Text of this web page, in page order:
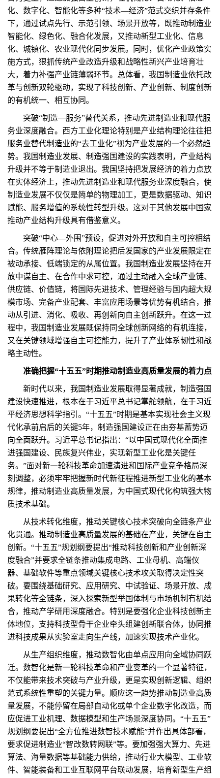
化、数字化、智能化等多种“技术—经济”范式交织并存条件
下，通过试点先行、示范引领、场景开放等，既推动制造业
智能化、绿色化、融合化发展，又推动新型工业化、信息
化、城镇化、农业现代化同步发展。同时，优化产业政策实
施方式，狠抓传统产业改造升级和战略性新兴产业培育壮
大，着力补强产业链薄弱环节。总体看，我国制造业依托改
革与创新双轮驱动，实现了科技创新、产业创新、制度创新
的有机统一、相互协同。
突破“制造—服务”替代关系，推动先进制造业和现代服
务业深度融合。西方工业化理论特别是产业结构理论往往把
服务业替代制造业的“去工业化”视为产业发展的一个必然趋
势。我国制造业发展、制造强国建设的实践表明，产业结构
升级并不等于制造业退出。我国坚持把发展经济的着力点放
在实体经济上，推动先进制造业和现代服务业深度融合，使
制造业发展不仅仅是简单的物理加工，更是数据驱动、知识
赋能、服务增值的系统性转型升级。这对于其他发展中国家
推动产业结构升级具有借鉴意义。
突破“中心—外围”预设，促进对外开放和自主可控相结
合。传统雁阵理论与依附理论把后发国家的产业发展限定在
被动承接、低端锁定的从属位置。我国制造业发展坚持在开
放中谋自主、在合作中求可控，通过主动融入全球产业链、
供应链、价值链，将国际先进技术、管理经验与国内超大规
模市场、完备产业配套、丰富应用场景等优势有机结合，推
动从引进、消化、吸收、再创新向自主创新跃升。在这一过
程中，我国制造业发展既保持同全球创新网络的有机连接，
又在关键领域增强自主可控能力，提升了产业体系韧性和战
略主动性。
准确把握“十五五”时期推动制造业高质量发展的着力点
新时代以来，我国制造业发展取得显著成就，制造强国
建设快速推进，根本在于习近平总书记掌舵领航，在于习近
平经济思想科学指引。“十五五”时期是基本实现社会主义现
代化承前启后的关键5年，制造强国建设正在由夯基蓄势迈
向全面跃升。习近平总书记指出：“以中国式现代化全面推
进强国建设、民族复兴伟业，实现新型工业化是关键任
务。”面对新一轮科技革命加速演进和国际产业竞争格局深
刻调整，必须牢牢把握新时代新征程推进新型工业化的基本
规律，推动制造业高质量发展，为中国式现代化构筑强大物
质技术基础。
从技术转化维度，推动关键核心技术突破向全链条产业
化贯通。推动制造业高质量发展的基础在产业，关键在自主
创新。“十五五”规划纲要提出“推动科技创新和产业创新深
度融合”并要求全链条推动集成电路、工业母机、高端仪
器、基础软件等重点领域关键核心技术攻关取得决定性突
破。要围绕基础研究、应用研究、中试验证、场景开放、成
果转化等全链条，深入探索新型举国体制与市场机制有机结
合，推动产学研用深度融合。特别是要强化企业科技创新主
体地位，支持科技型骨干企业牵头组建创新联合体，协同推
进科技成果从实验室走向生产线，加速实现技术产业化。
从生产组织维度，推动数智化由单点应用向全域协同跃
迁。数智化是新一轮科技革命和产业变革的一个显著特征，
不仅能带来技术突破与产业升级，更是实现创新逻辑、组织
范式系统性重塑的关键力量。顺应这一趋势推动制造业高质
量发展，不能停留在局部自动化或单个企业数字化改造，而
应促进工业机理、数据模型和生产场景深度协同。“十五五”
规划纲要提出“全方位推进数智技术赋能”并作出具体部署，
要求促进制造业“智改数转网联”等。要加强强大算力、先进
算法、海量数据等基础能力供给，推动行业大模型、工业软
件、智能装备和工业互联网平台联动发展，培育新型生产组